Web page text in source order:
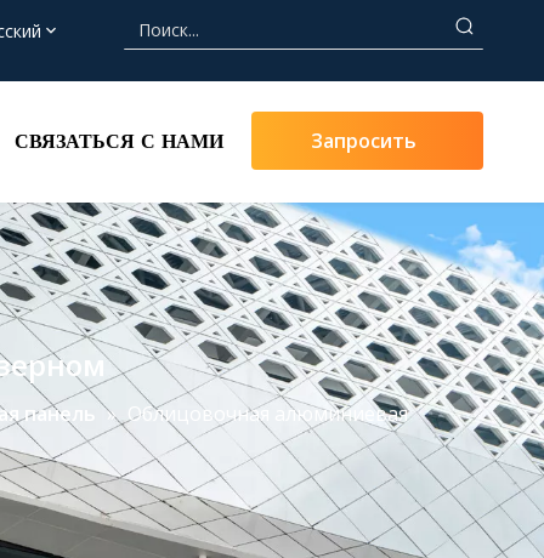
СВЯЗАТЬСЯ С НАМИ Запросить
Цену
панель » Облицовочная алюминиевая